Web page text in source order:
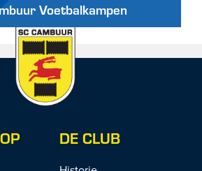
Voetbalkampen
DE CLUB